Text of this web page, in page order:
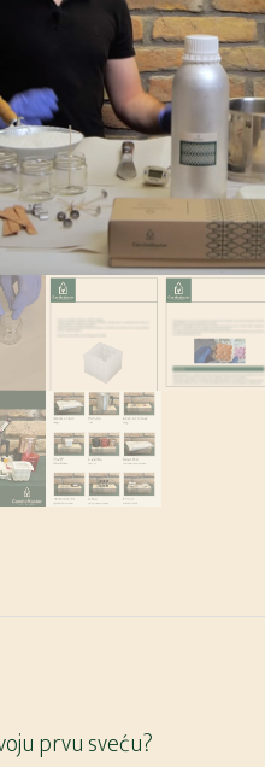
prvu sveću?